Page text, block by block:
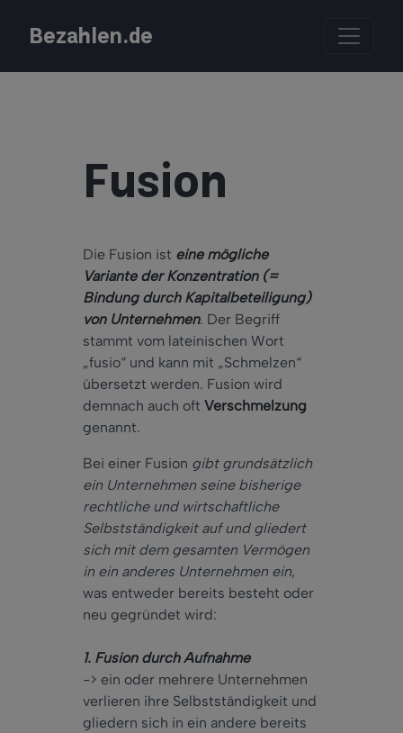
Bezahlen.de
Fusion
Die Fusion ist eine mögliche
Variante der Konzentration (=
Bindung durch Kapitalbeteiligung)
von Unternehmen. Der Begriff
stammt vom lateinischen Wort
„fusio“ und kann mit „Schmelzen“
übersetzt werden. Fusion wird
demnach auch oft Verschmelzung
genannt.
Bei einer Fusion gibt grundsätzlich
ein Unternehmen seine bisherige
rechtliche und wirtschaftliche
Selbstständigkeit auf und gliedert
sich mit dem gesamten Vermögen
in ein anderes Unternehmen ein,
was entweder bereits besteht oder
neu gegründet wird:
1. Fusion durch Aufnahme
-> ein oder mehrere Unternehmen
verlieren ihre Selbstständigkeit und
gliedern sich in ein andere bereits